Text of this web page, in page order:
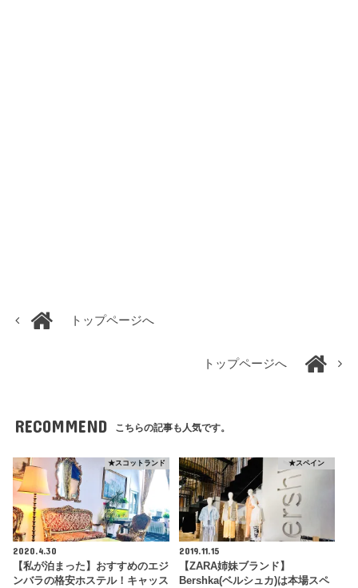
トップページへ
トップページへ
RECOMMEND こちらの記事も人気です。
★スコットランド
2020.4.30
【私が泊まった】おすすめのエジ
ンバラの格安ホステル！キャッス
★スペイン
2019.11.15
【ZARA姉妹ブランド】
Bershka(ベルシュカ)は本場スペ